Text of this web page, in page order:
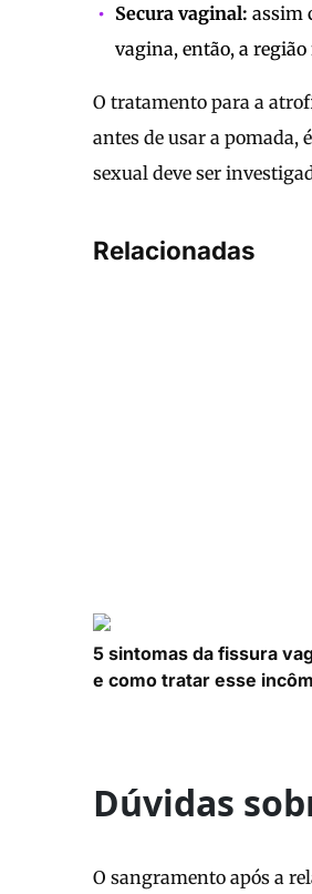
Secura vaginal: assim
vagina, então, a
O tratamento para a
antes de usar a pomada,
sexual deve ser
Relacionadas
5 sintomas da fissura
e como tratar esse
Dúvidas
O sangramento após a